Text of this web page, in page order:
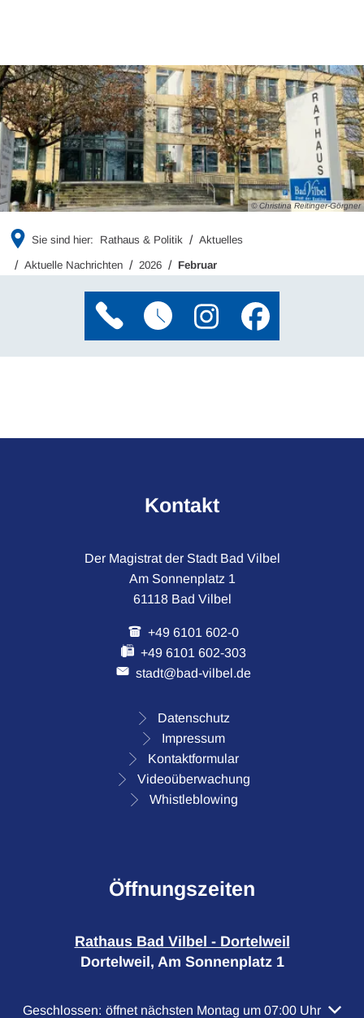
© Christina Reitinger-Görgner
Sie sind hier: Rathaus & Politik Aktuelles
Aktuelle Nachrichten 2026 Februar
Kontakt
Der Magistrat der Stadt Bad Vilbel
Am Sonnenplatz 1
61118 Bad Vilbel
+49 6101 602-0
+49 6101 602-303
stadt@bad-vilbel.de
Datenschutz
Impressum
Kontaktformular
Videoüberwachung
Whistleblowing
Öffnungszeiten
Rathaus Bad Vilbel - Dortelweil
Dortelweil, Am Sonnenplatz 1
Klicken, um weitere Öffnungs- oder Schließzeiten
Geschlossen: öffnet nächsten Montag um 07:00 Uhr